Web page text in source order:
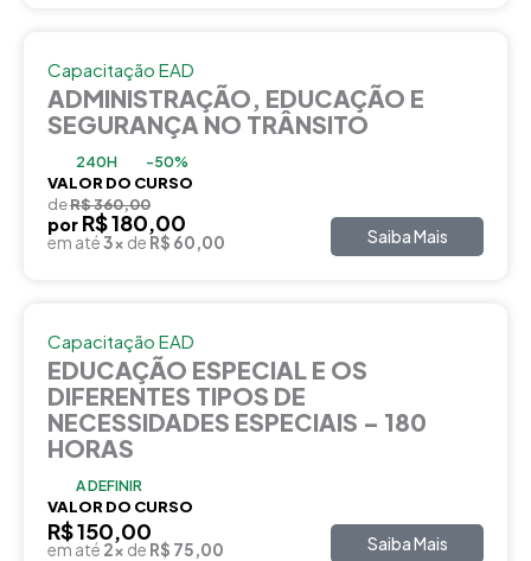
Capacitação EAD
ADMINISTRAÇÃO, EDUCAÇÃO E
SEGURANÇA NO TRÂNSITO
240H -50%
VALOR DO CURSO
deR$ 360,00
por R$ 180,00
em até3x de R$ 60,00 Saiba Mais
Capacitação EAD
EDUCAÇÃO ESPECIAL E OS
DIFERENTES TIPOS DE
NECESSIDADES ESPECIAIS – 180
HORAS
A DEFINIR
VALOR DO CURSO
R$ 150,00
em até 2x de R$ 75,00 Saiba Mais